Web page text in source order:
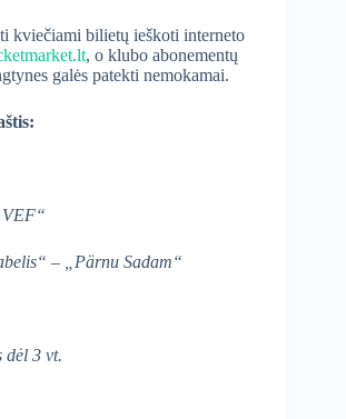
kviečiami bilietų ieškoti interneto
, o klubo abonementų
galės patekti nemokamai.
– „Pärnu Sadam“
dėl 3 vt.